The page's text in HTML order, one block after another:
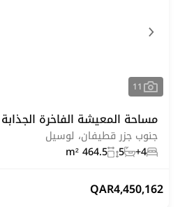
11
مساحة المعيشة الفاخرة الجذابة
جنوب جزر قطيفان، لوسيل
4+
5
464.5 m²
4,450,162
QAR